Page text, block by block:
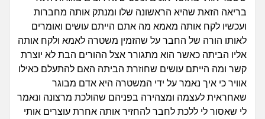
זוגיות
היריון ולידה
הורות ומשפחה
מתבגרים
חיפוש שאלות
הרשמה | התחברות
בריאה הזאת שהיא הראשונה שלו ומנתק אותה מחברות
ועכשיו לקח אותה מאמא מה אתם הייתם עושים ואומרים
לאותו הורה של החבר על שהזמין משטרה לאמא ולקח אותה
אליו הביתה כאשר הוא מתגורר אצל ההורים הבת לא יוצרת
קשר ומה הייתם עושים שחוזרת הביתה האם להתעלם כאילו
אוויר כי איך נאמר על ידי המשטרה היא אדם מבוגר
שאחראית לעצמה ומצהירה בפניהם שהולכת מרצונה ונאמר
לי שאסור לי ללכת לחבר להחזיר אותה אחרת עוצרים אותי